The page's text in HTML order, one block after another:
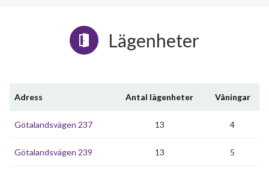
Lägenheter
Adress Antal lägenheter Våningar
Götalandsvägen 237 13 4
Götalandsvägen 239 13 5